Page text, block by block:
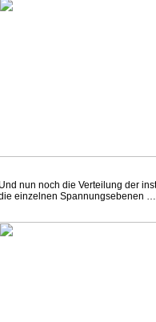
Und nun noch die Verteilung der
einzelnen Spannungsebenen